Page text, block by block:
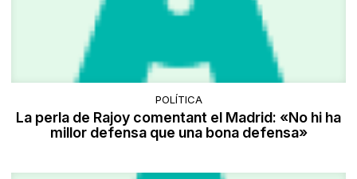
POLÍTICA
La perla de Rajoy comentant el Madrid: «No hi ha
millor defensa que una bona defensa»